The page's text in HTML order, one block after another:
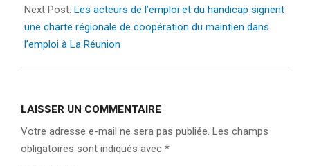
Next Post: Les acteurs de l’emploi et du handicap signent
une charte régionale de coopération du maintien dans
l’emploi à La Réunion
LAISSER UN COMMENTAIRE
Votre adresse e-mail ne sera pas publiée. Les champs
obligatoires sont indiqués avec *